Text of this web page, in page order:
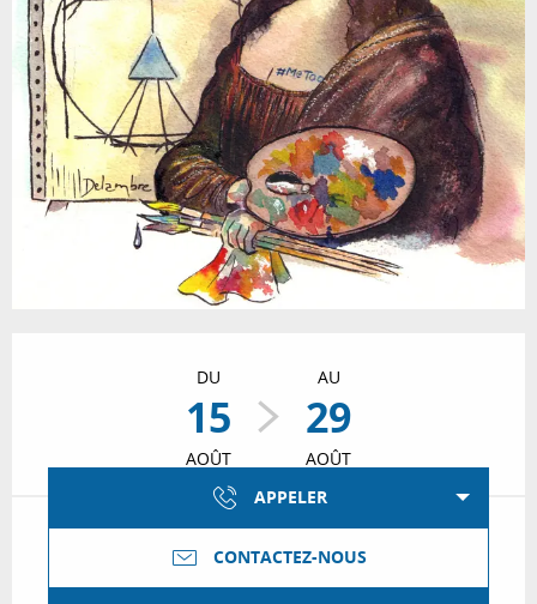
DU
15
AOÛT
AU
29
AOÛT
APPELER
CONTACTEZ-NOUS